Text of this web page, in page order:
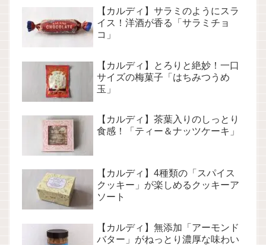
【カルディ】サラミのようにスラ
イス！洋酒が香る「サラミチョ
コ」
【カルディ】とろりと絶妙！一口
サイズの梅菓子「はちみつうめ
玉」
【カルディ】茶葉入りのしっとり
食感！「ティー＆ナッツケーキ」
【カルディ】4種類の「スパイス
クッキー」が楽しめるクッキーア
ソート
【カルディ】無添加「アーモンド
バター」がねっとり濃厚な味わい